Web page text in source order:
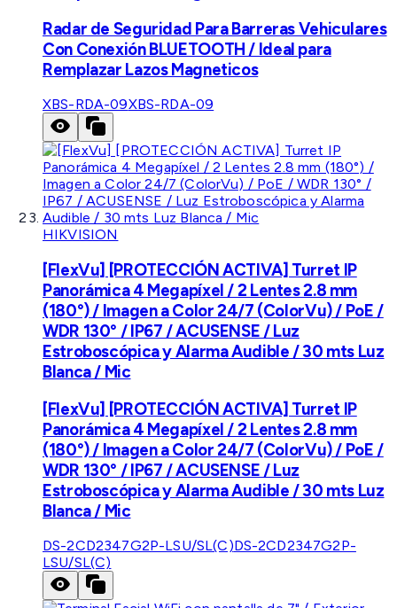
Radar de Seguridad Para Barreras Vehiculares
Con Conexión BLUETOOTH / Ideal para
Remplazar Lazos Magneticos
XBS-RDA-09XBS-RDA-09
HIKVISION
[FlexVu] [PROTECCIÓN ACTIVA] Turret IP
Panorámica 4 Megapíxel / 2 Lentes 2.8 mm
(180°) / Imagen a Color 24/7 (ColorVu) / PoE /
WDR 130° / IP67 / ACUSENSE / Luz
Estroboscópica y Alarma Audible / 30 mts Luz
Blanca / Mic
[FlexVu] [PROTECCIÓN ACTIVA] Turret IP
Panorámica 4 Megapíxel / 2 Lentes 2.8 mm
(180°) / Imagen a Color 24/7 (ColorVu) / PoE /
WDR 130° / IP67 / ACUSENSE / Luz
Estroboscópica y Alarma Audible / 30 mts Luz
Blanca / Mic
DS-2CD2347G2P-LSU/SL(C)DS-2CD2347G2P-
LSU/SL(C)